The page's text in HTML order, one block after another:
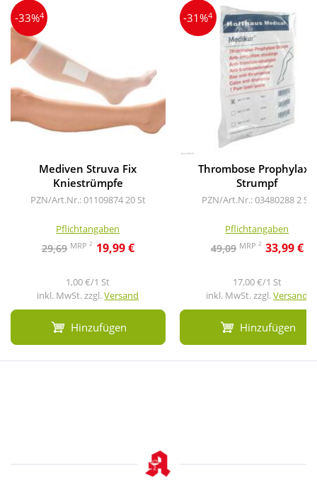
-33%4
Mediven Struva Fix
Kniestrümpfe
PZN/Art.Nr.: 0110987420 St
Pflichtangaben
29,69 MRP 2 19,99 €
1,00 €/1 St
inkl. MwSt. zzgl.Versand
Hinzufügen
-31%4
Thrombose Prophylaxe
Strumpf
PZN/Art.Nr.: 034802882 St
Pflichtangaben
49,09 MRP 2 33,99 €
17,00 €/1 St
inkl. MwSt. zzgl.Versand
Hinzufügen